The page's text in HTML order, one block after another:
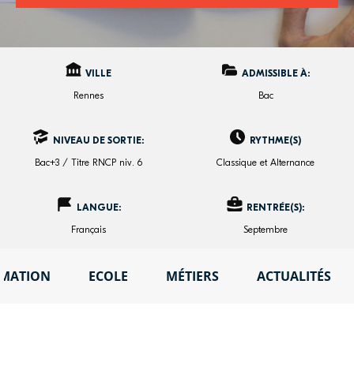
VILLE
Rennes
ADMISSIBLE À:
Bac
NIVEAU DE SORTIE:
Bac+3 / Titre RNCP niv. 6
RYTHME(S)
Classique et Alternance
LANGUE:
Français
RENTRÉE(S):
Septembre
ECOLE MÉTIERS ACTUALITÉS